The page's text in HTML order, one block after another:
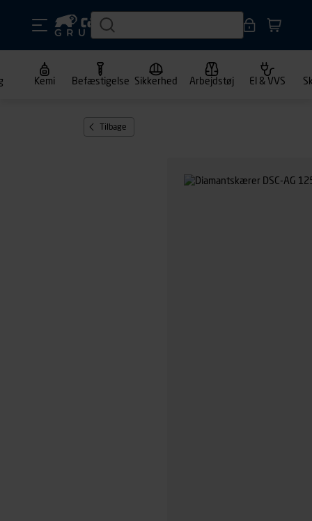
Kemi Befæstigelse Sikkerhed Arbejdstøj El & VVS
Tilbage